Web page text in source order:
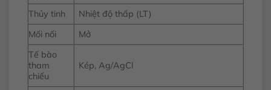
Thủy tinh
Nhiệt độ thấp (LT)
Mối nối
Mở
Tế bào
tham
chiếu
Kép, Ag/AgCl